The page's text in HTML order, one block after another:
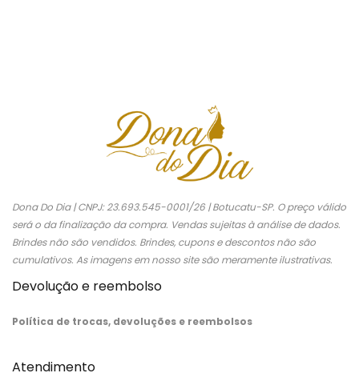
Dona Do Dia | CNPJ: 23.693.545-0001/26 | Botucatu-SP. O preço válido
será o da finalização da compra. Vendas sujeitas à análise de dados.
Brindes não são vendidos. Brindes, cupons e descontos não são
cumulativos. As imagens em nosso site são meramente ilustrativas.
Devolução e reembolso
Política de trocas, devoluções e reembolsos
Atendimento